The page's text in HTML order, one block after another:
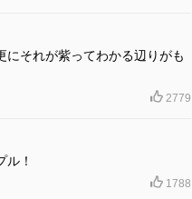
それが紫ってわかる辺りがも
2779
ル！
1788